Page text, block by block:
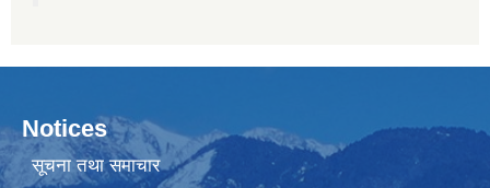
Notices
सूचना तथा समाचार